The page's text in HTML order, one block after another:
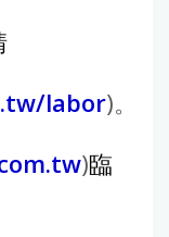
labor)。
)臨